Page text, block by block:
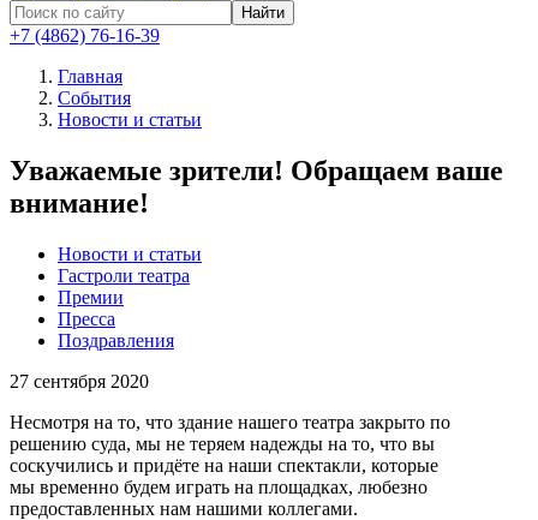
Найти
+7 (4862) 76-16-39
Главная
События
Новости и статьи
Уважаемые зрители! Обращаем ваше
внимание!
Новости и статьи
Гастроли театра
Премии
Пресса
Поздравления
27 сентября 2020
Несмотря на то, что здание нашего театра закрыто по
решению суда, мы не теряем надежды на то, что вы
соскучились и придёте на наши спектакли, которые
мы временно будем играть на площадках, любезно
предоставленных нам нашими коллегами.